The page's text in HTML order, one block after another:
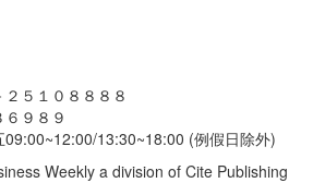
５１０８８８８
９８９
09:00~12:00/13:30~18:00 (例假日除外)
Weekly a division of Cite Publishing